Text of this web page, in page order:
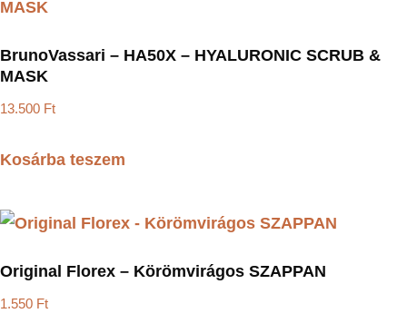
BrunoVassari – HA50X – HYALURONIC SCRUB &
MASK
13.500 Ft
Kosárba teszem
Original Florex – Körömvirágos SZAPPAN
1.550 Ft